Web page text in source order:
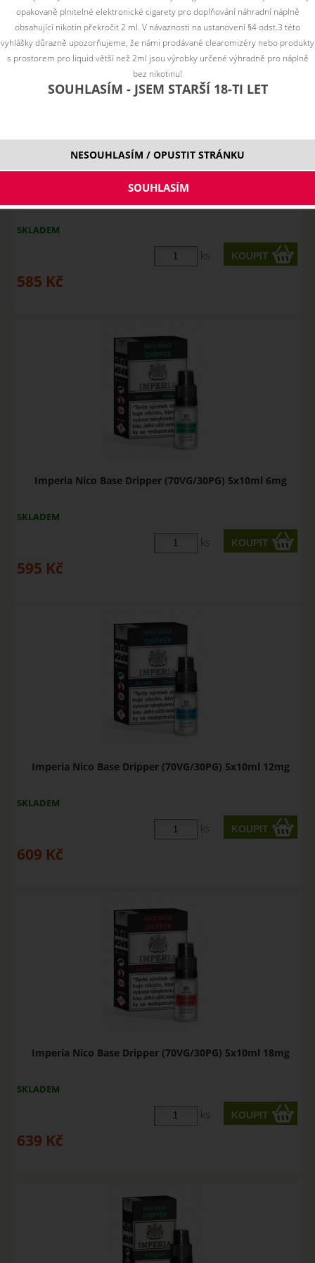
Imperia Nico Base Dripper (70VG/30PG) 5x10ml 3mg
SKLADEM
ks
585 Kč
Imperia Nico Base Dripper (70VG/30PG) 5x10ml 6mg
SKLADEM
ks
595 Kč
Imperia Nico Base Dripper (70VG/30PG) 5x10ml 12mg
SKLADEM
ks
609 Kč
Imperia Nico Base Dripper (70VG/30PG) 5x10ml 18mg
SKLADEM
ks
639 Kč
opakovaně plnitelné elektronické cigarety pro doplňování náhradní náplně
obsahující nikotin překročit 2 ml. V návaznosti na ustanovení §4 odst.3 této
vyhlášky důrazně upozorňujeme, že námi prodávané clearomizéry nebo produkty
s prostorem pro liquid větší než 2ml jsou výrobky určené výhradně pro náplně
bez nikotinu!
SOUHLASÍM - JSEM STARŠÍ 18-TI LET
NESOUHLASÍM / OPUSTIT STRÁNKU